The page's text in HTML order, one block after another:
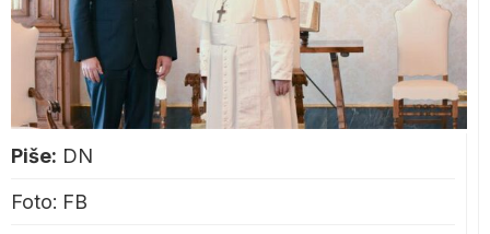
Piše: DN
Foto: FB